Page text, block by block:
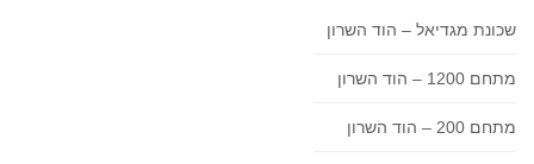
שכונת מגדיאל – הוד השרון
מתחם 1200 – הוד השרון
מתחם 200 – הוד השרון